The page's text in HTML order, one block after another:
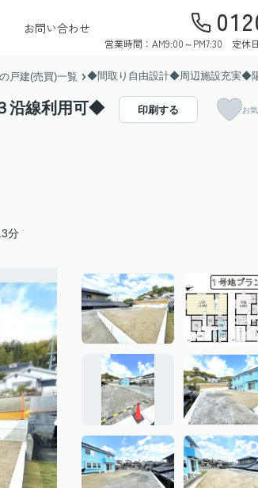
お問い合わせ
営業時間：AM9:00～PM7:30 定休
戸建(売買)一覧 ◆間取り自由設計◆周辺施設充実◆
沿線利用可◆
分
印刷する お